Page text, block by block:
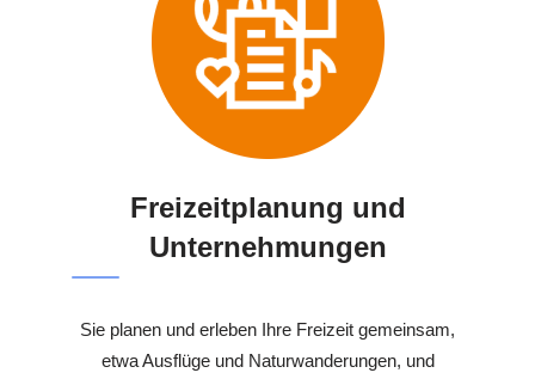
Freizeitplanung und
Unternehmungen
Sie planen und erleben Ihre Freizeit gemeinsam,
etwa Ausflüge und Naturwanderungen, und